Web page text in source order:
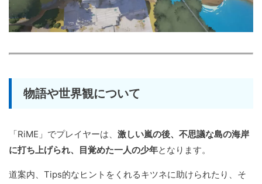
物語や世界観について
「RiME」でプレイヤーは、 激しい嵐の後、不思議な島の海岸
に打ち上げられ、目覚めた一人の少年となります。
道案内、Tips的なヒントをくれるキツネに助けられたり、そ